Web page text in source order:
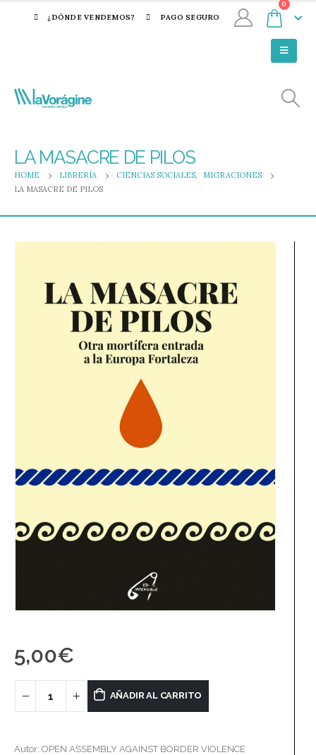
¿DÓNDE VENDEMOS? PAGO SEGURO
0
LA MASACRE DE PILOS
HOME LIBRERÍA CIENCIAS SOCIALES,
MIGRACIONES
LA MASACRE DE PILOS
5,00€
AÑADIR AL CARRITO
Autor: OPEN ASSEMBLY AGAINST BORDER VIOLENCE